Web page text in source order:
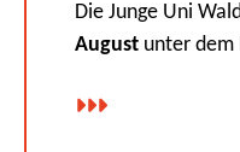
Die Junge Uni
August unter